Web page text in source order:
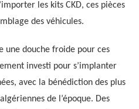
les kits CKD, ces pièces
des véhicules.
une douche froide pour ces
investi pour s’implanter
avec la bénédiction des plus
de l’époque. Des